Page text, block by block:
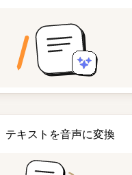
テキストを音声に変換